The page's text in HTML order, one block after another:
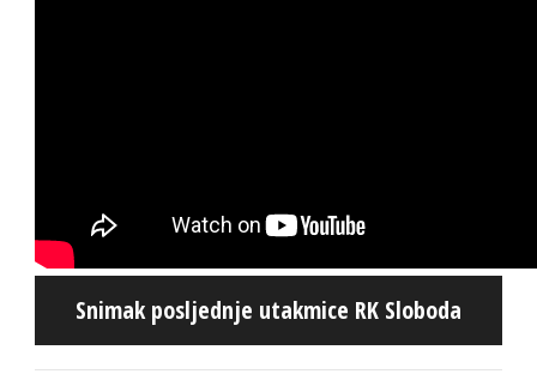
Snimak posljednje utakmice RK Sloboda